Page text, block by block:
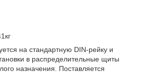
на стандартную DIN-рейку и
в распределительные щиты
назначения. Поставляется